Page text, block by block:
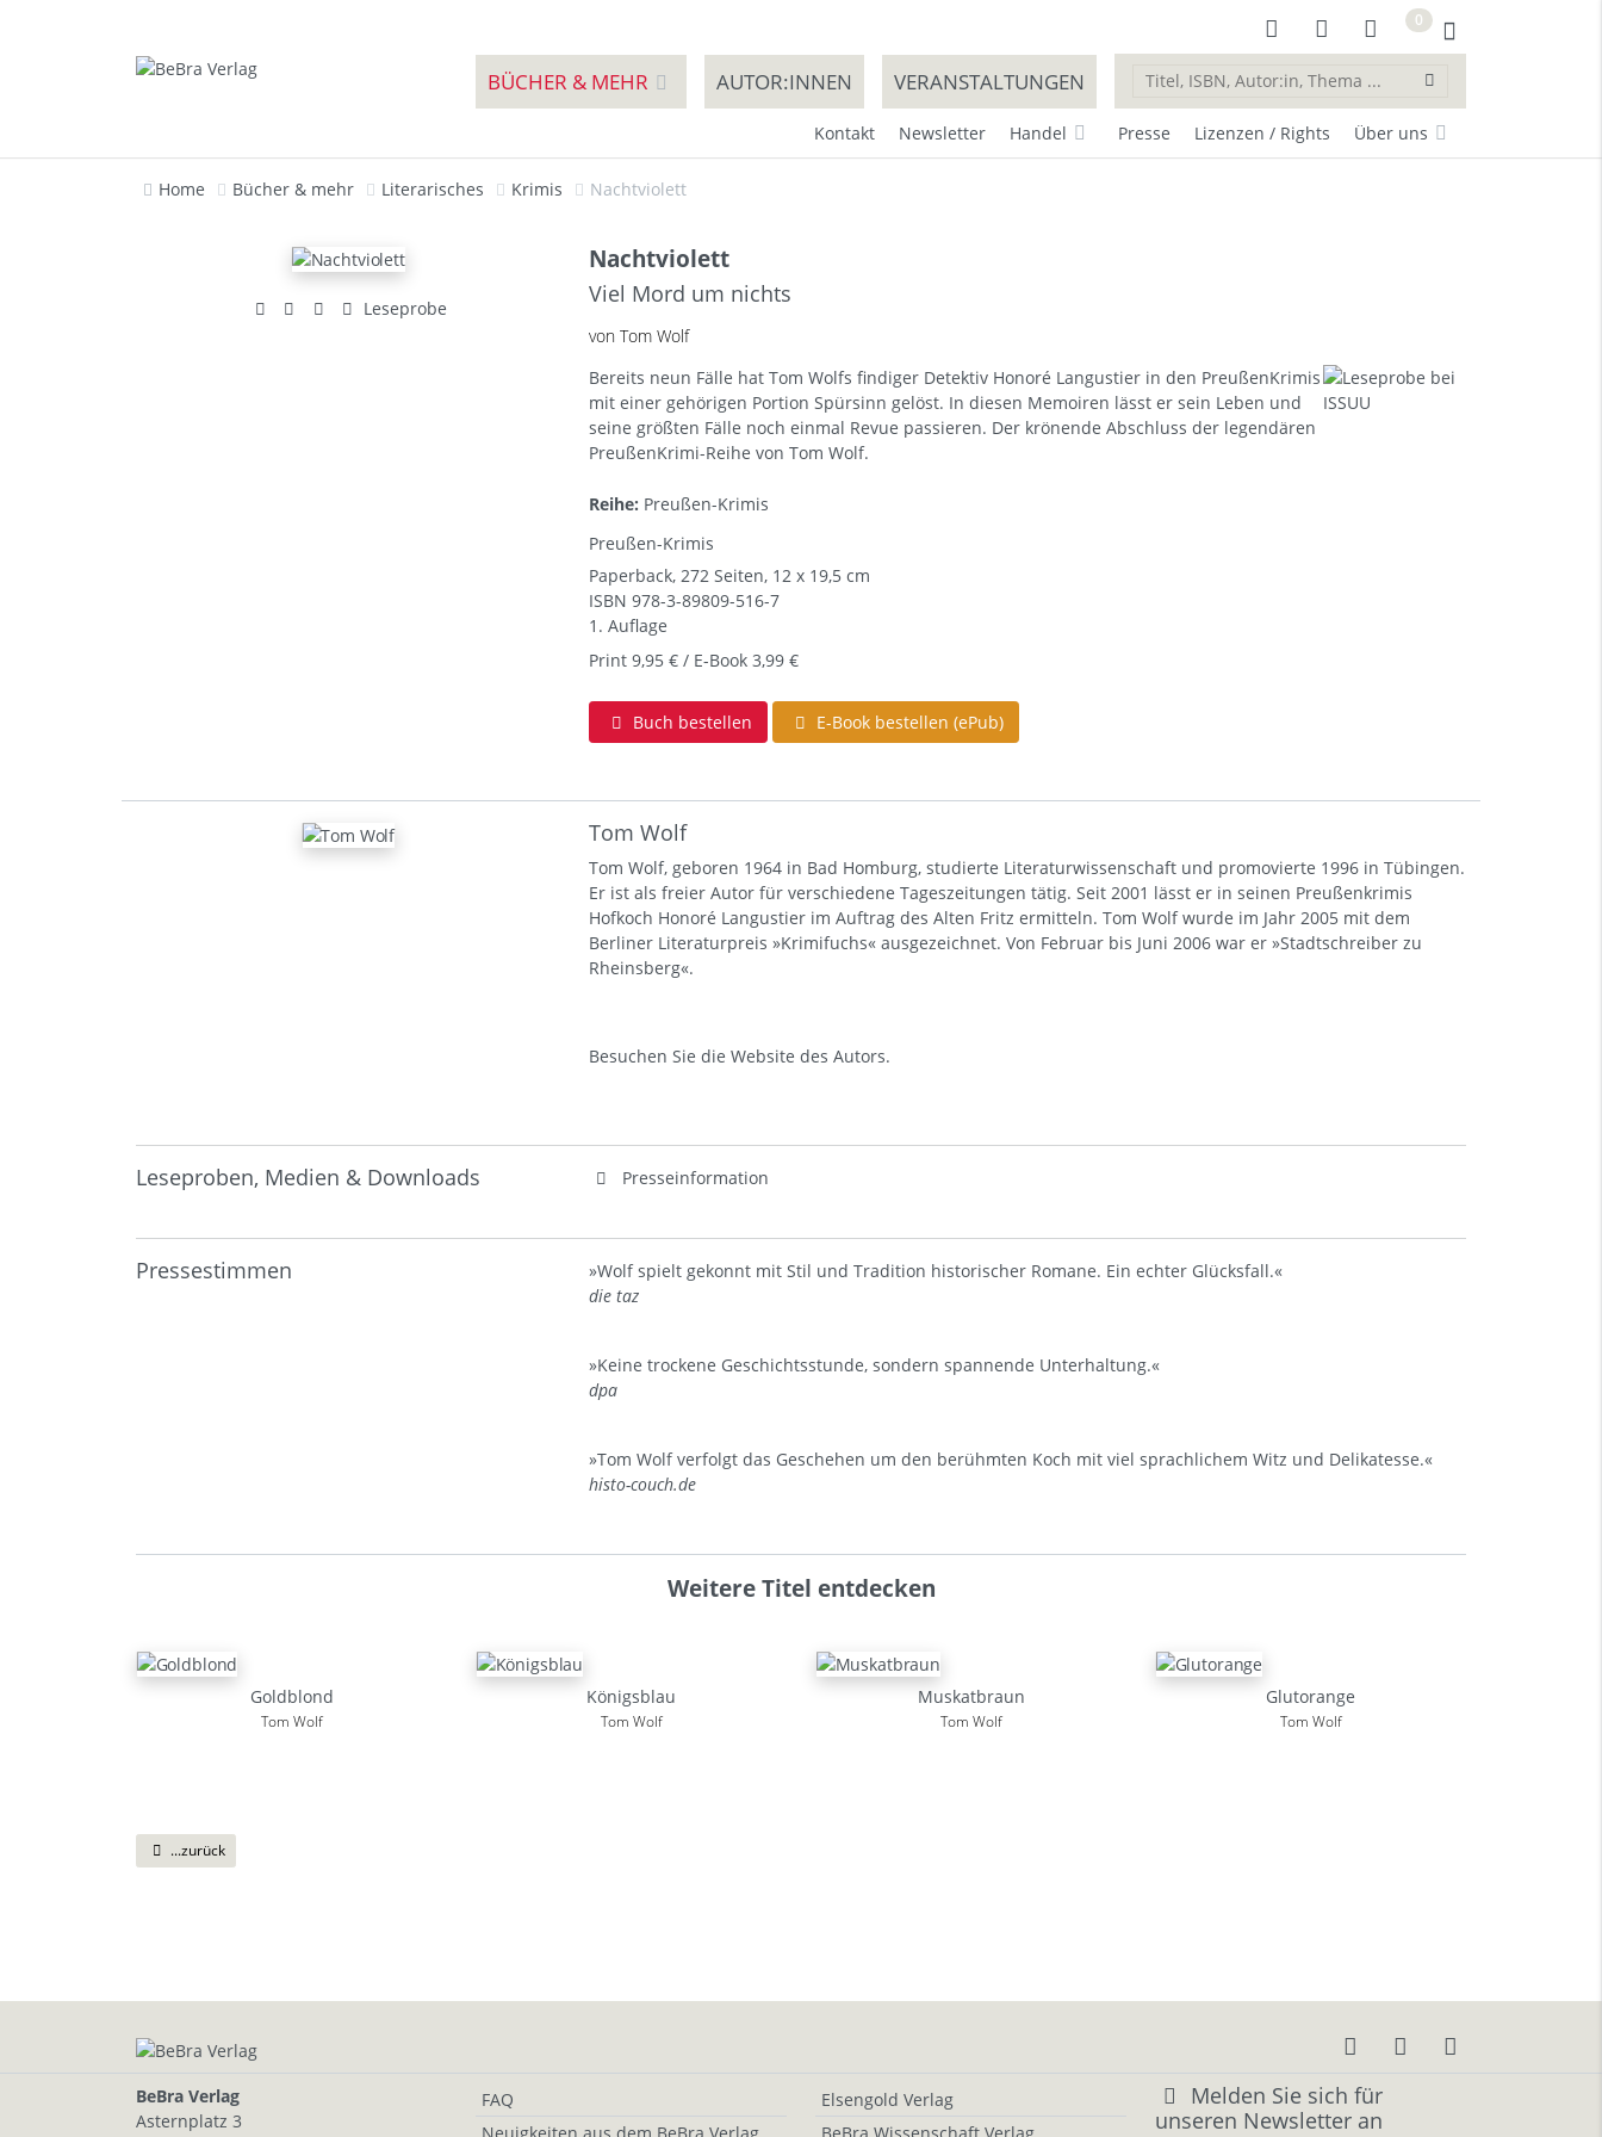
0
BÜCHER & MEHR AUTOR:INNEN VERANSTALTUNGEN
Kontakt Newsletter Handel Presse Lizenzen / Rights Über uns
Home Bücher & mehr Literarisches Krimis Nachtviolett
Leseprobe
Nachtviolett
Viel Mord um nichts
von Tom Wolf
Bereits neun Fälle hat Tom Wolfs findiger Detektiv Honoré Langustier in den PreußenKrimis
mit einer gehörigen Portion Spürsinn gelöst. In diesen Memoiren lässt er sein Leben und
seine größten Fälle noch einmal Revue passieren. Der krönende Abschluss der legendären
PreußenKrimi-Reihe von Tom Wolf.
Reihe: Preußen-Krimis
Preußen-Krimis
Paperback, 272 Seiten, 12 x 19,5 cm
ISBN 978-3-89809-516-7
1. Auflage
Print 9,95 € / E-Book 3,99 €
Buch bestellen E-Book bestellen (ePub)
Tom Wolf
Tom Wolf, geboren 1964 in Bad Homburg, studierte Literaturwissenschaft und promovierte 1996 in Tübingen.
Er ist als freier Autor für verschiedene Tageszeitungen tätig. Seit 2001 lässt er in seinen Preußenkrimis
Hofkoch Honoré Langustier im Auftrag des Alten Fritz ermitteln. Tom Wolf wurde im Jahr 2005 mit dem
Berliner Literaturpreis »Krimifuchs« ausgezeichnet. Von Februar bis Juni 2006 war er »Stadtschreiber zu
Rheinsberg«.
Besuchen Sie die Website des Autors.
Leseproben, Medien & Downloads Presseinformation
Pressestimmen
»Wolf spielt gekonnt mit Stil und Tradition historischer Romane. Ein echter Glücksfall.«
die taz
»Keine trockene Geschichtsstunde, sondern spannende Unterhaltung.«
dpa
»Tom Wolf verfolgt das Geschehen um den berühmten Koch mit viel sprachlichem Witz und Delikatesse.«
histo-couch.de
Weitere Titel entdecken
Goldblond
Tom Wolf
Königsblau
Tom Wolf
Muskatbraun
Tom Wolf
Glutorange
Tom Wolf
...zurück
BeBra Verlag
Asternplatz 3
FAQ
Elsengold Verlag
Melden Sie sich für
unseren Newsletter an